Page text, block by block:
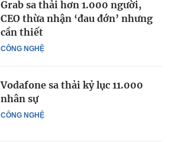
CÔNG NGHỆ
Grab sa thải hơn 1.000 người,
CEO thừa nhận ‘đau đớn’ nhưng
cần thiết
CÔNG NGHỆ
Vodafone sa thải kỷ lục 11.000
nhân sự